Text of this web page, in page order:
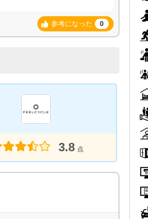
参考になった 0
3.8 点